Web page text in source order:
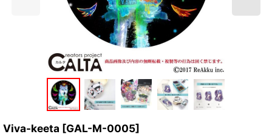
Viva-keeta [GAL-M-0005]